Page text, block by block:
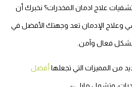
علاج ادمان المخدرات؟ نخبرك أن
وعلاج الإدمان تعد وجهتك الأفضل في
بشكل فعال وآمن.
من المميزات التي تجعلها أفضل